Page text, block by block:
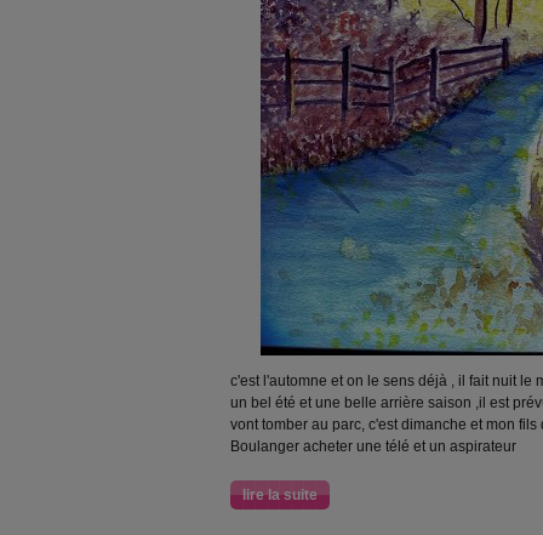
c'est l'automne et on le sens déjà , il fait nuit le
un bel été et une belle arrière saison ,il est
vont tomber au parc, c'est dimanche et mon
Boulanger acheter une télé et un aspirateur
lire la suite